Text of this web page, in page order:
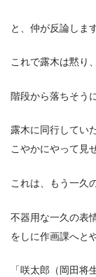
と、仲が反論します
これで露木は黙り
階段から落ちそう
露木に同行してい
こやかにやって見
これは、もう一久
不器用な一久の表
をしに作画課へと
「咲太郎（岡田将